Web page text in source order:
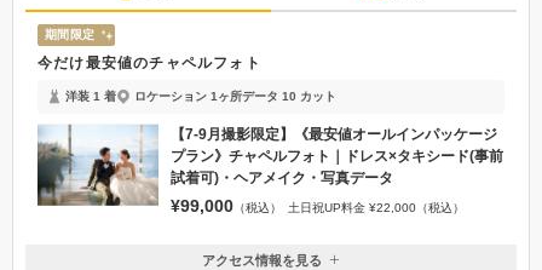
期間限定
今だけ最安値のチャペルフォト
洋装 1 着 ロケーション 1ヶ所データ 10 カット
【7-9月撮影限定】《最安値オールインパッケージ
プラン》チャペルフォト｜ドレス×タキシード(事前
試着可)・ヘアメイク・写真データ
¥99,000 （税込） 土日祝UP料金 ¥22,000（税込）
アクセス情報を見る